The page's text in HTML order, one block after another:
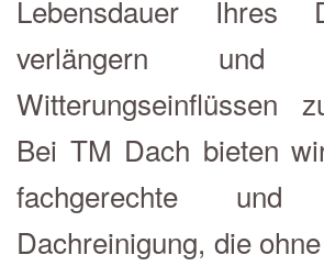
Lebensdauer Ihres
verlängern
Witterungseinflüssen
Bei TM Dach bieten
fachgerechte und
Dachreinigung, die